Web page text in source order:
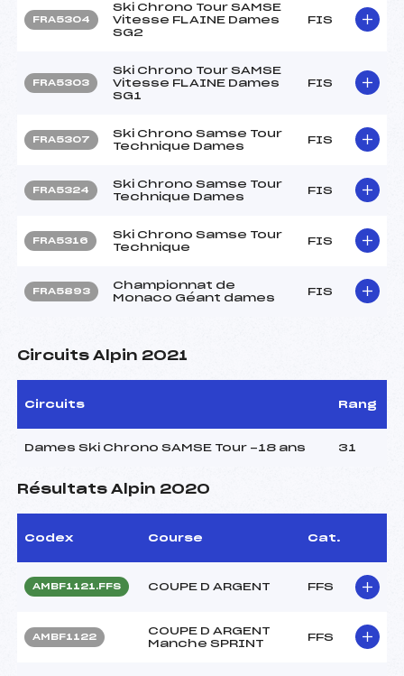
FRA5304
Ski Chrono Tour SAMSE
Vitesse FLAINE Dames
SG2
FIS
FRA5303
Ski Chrono Tour SAMSE
Vitesse FLAINE Dames
SG1
FIS
FRA5307
Ski Chrono Samse Tour
Technique Dames
FIS
FRA5324
Ski Chrono Samse Tour
Technique Dames
FIS
FRA5316
Ski Chrono Samse Tour
Technique
FIS
FRA5893
Championnat de
Monaco Géant dames
FIS
Circuits Alpin 2021
Circuits Rang
Dames Ski Chrono SAMSE Tour -18 ans 31
Résultats Alpin 2020
Codex Course Cat.
AMBF1121.FFS COUPE D ARGENT FFS
AMBF1122
COUPE D ARGENT
Manche SPRINT
FFS